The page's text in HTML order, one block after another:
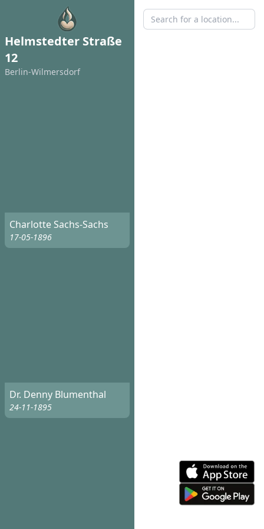
Helmstedter Straße
12
Berlin-Wilmersdorf
Charlotte Sachs-Sachs
17-05-1896
Dr. Denny Blumenthal
24-11-1895